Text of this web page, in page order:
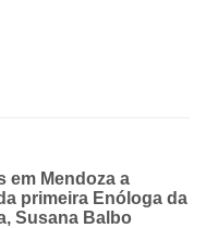
em Mendoza a
primeira Enóloga da
Susana Balbo